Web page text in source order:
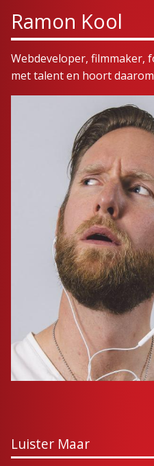
Ramon Kool
Webdeveloper,
met talent en hoort
Luister Maar